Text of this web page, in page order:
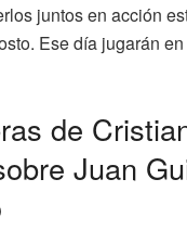
juntos en acción
Ese día jugarán
de
Juan